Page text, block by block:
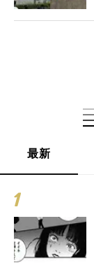
最新